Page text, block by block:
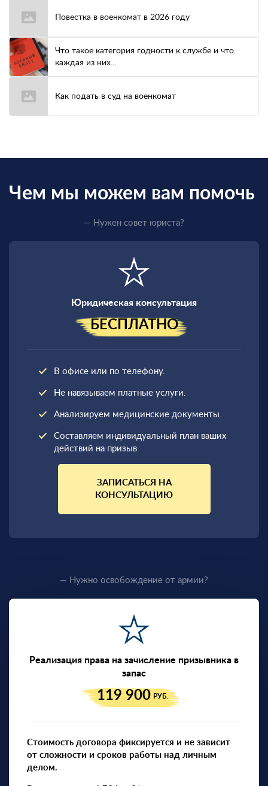
Повестка в военкомат в 2026 году
Что такое категория годности к службе и что
каждая из них...
Как подать в суд на военкомат
Чем мы можем вам помочь
— Нужен совет юриста?
Юридическая консультация
БЕСПЛАТНО
В офисе или по телефону.
Не навязываем платные услуги.
Анализируем медицинские документы.
Составляем индивидуальный план ваших
действий на призыв
ЗАПИСАТЬСЯ НА
КОНСУЛЬТАЦИЮ
— Нужно освобождение от армии?
Реализация права на зачисление призывника в
запас
119 900 РУБ.
Стоимость договора фиксируется и не зависит
от сложности и сроков работы над личным
делом.